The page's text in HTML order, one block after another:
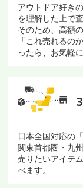
アウトドア好き
を理解した上で
そのため、高額
「これ売れるの
ったら、お気軽
日本全国対応の
関東首都圏・九
売りたいアイテ
べます。